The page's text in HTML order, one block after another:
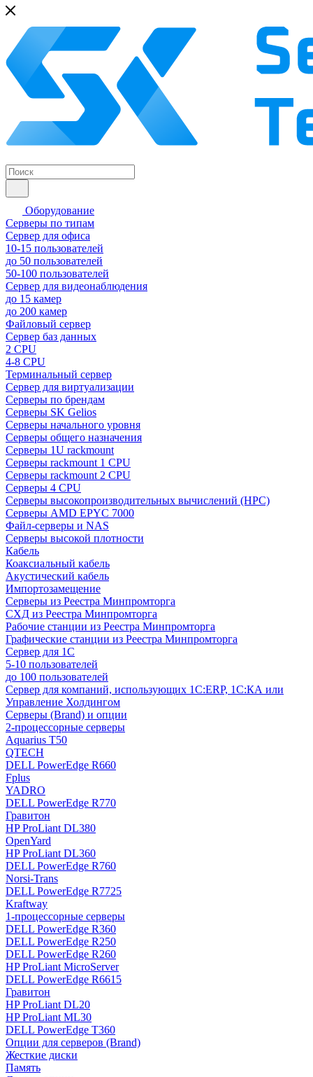
Оборудование
Серверы по типам
Сервер для офиса
10-15 пользователей
до 50 пользователей
50-100 пользователей
Сервер для видеонаблюдения
до 15 камер
до 200 камер
Файловый сервер
Сервер баз данных
2 CPU
4-8 CPU
Терминальный сервер
Сервер для виртуализации
Серверы по брендам
Серверы SK Gelios
Серверы начального уровня
Серверы общего назначения
Серверы 1U rackmount
Серверы rackmount 1 CPU
Серверы rackmount 2 CPU
Серверы 4 CPU
Серверы высокопроизводительных вычислений (HPC)
Серверы AMD EPYC 7000
Файл-серверы и NAS
Серверы высокой плотности
Кабель
Коаксиальный кабель
Акустический кабель
Импортозамещение
Серверы из Реестра Минпромторга
СХД из Реестра Минпромторга
Рабочие станции из Реестра Минпромторга
Графические станции из Реестра Минпромторга
Сервер для 1С
5-10 пользователей
до 100 пользователей
Сервер для компаний, использующих 1C:ERP, 1С:КА или
Управление Холдингом
Серверы (Brand) и опции
2-процессорные серверы
Aquarius T50
QTECH
DELL PowerEdge R660
Fplus
YADRO
DELL PowerEdge R770
Гравитон
HP ProLiant DL380
OpenYard
HP ProLiant DL360
DELL PowerEdge R760
Norsi-Trans
DELL PowerEdge R7725
Kraftway
1-процессорные серверы
DELL PowerEdge R360
DELL PowerEdge R250
DELL PowerEdge R260
HP ProLiant MicroServer
DELL PowerEdge R6615
Гравитон
HP ProLiant DL20
HP ProLiant ML30
DELL PowerEdge T360
Опции для серверов (Brand)
Жесткие диски
Память